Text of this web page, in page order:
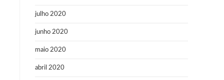
julho 2020
junho 2020
maio 2020
abril 2020